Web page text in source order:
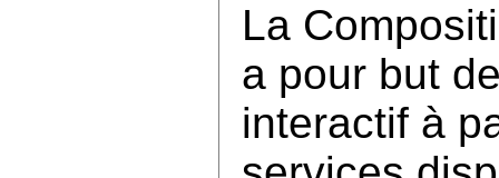
La
a pour but
interactif à